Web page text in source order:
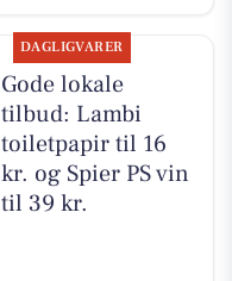
DAGLIGVARER
Gode lokale
tilbud: Lambi
toiletpapir til 16
kr. og Spier PS vin
til 39 kr.